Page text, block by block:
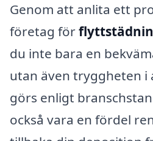
Genom att anlita ett
företag för
du inte bara en
utan även tryggheten i
görs enligt
också vara en fördel